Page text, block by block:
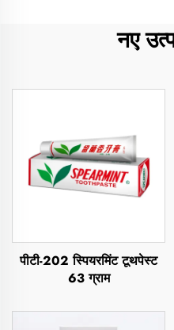
नए
पीटी-202 स्पियरमिंट टूथपेस्ट
63 ग्राम